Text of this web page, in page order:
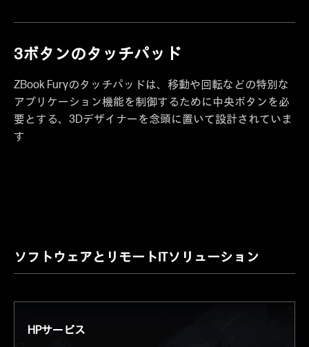
3ボタンのタッチパッド
ZBook Furyのタッチパッドは、移動や回転などの特別な
アプリケーション機能を制御するために中央ボタンを必
要とする、3Dデザイナーを念頭に置いて設計されていま
す
ソフトウェアとリモートITソリューション
HPサービス